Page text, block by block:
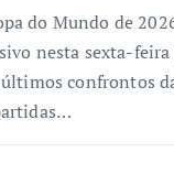
do Mundo de
nesta sexta-
confrontos